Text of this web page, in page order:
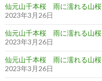
仙元山千本桜 雨に濡れる山桜
2023年3月26日
仙元山千本桜 雨に濡れる山桜
2023年3月26日
仙元山千本桜 雨に濡れる山桜
2023年3月26日